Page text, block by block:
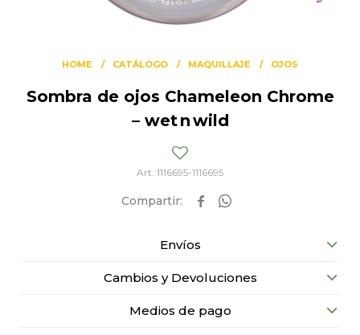
HOME CATÁLOGO MAQUILLAJE OJOS
Sombra de ojos Chameleon Chrome
– wet n wild
1116695-1116695
 
Envíos
Cambios y Devoluciones
Medios de pago